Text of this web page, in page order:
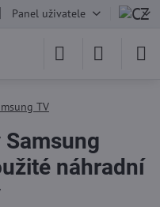
Panel uživatele
TV
náhradní